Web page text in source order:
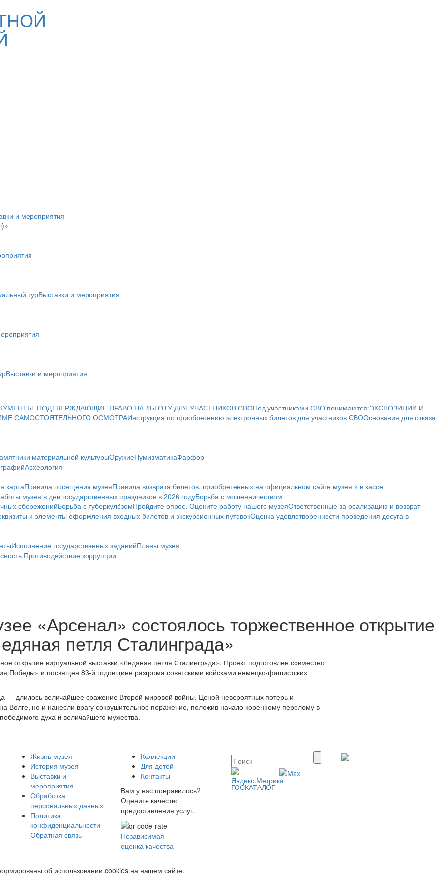
и мероприятия
турВыставки и мероприятия
Выставки и мероприятия
ПОДТВЕРЖДАЮЩИЕ ПРАВО НА ЛЬГОТУ ДЛЯ УЧАСТНИКОВ СВОПод участниками СВО понимаются:ЭКСПОЗИЦИИ И
САМОСТОЯТЕЛЬНОГО ОСМОТРАИнструкция по приобретению электронных билетов для участников СВООснования для отказа
материальной культурыОружиеНумизматикаФарфор
Археология
картаПравила посещения музеяПравила возврата билетов, приобретенных на официальном сайте музея и в кассе
музея в дни государственных праздников в 2026 годуБорьба с мошенничеством
сбереженийБорьба с туберкулёзомПройдите опрос. Оцените работу нашего музеяОтветственные за реализацию и возврат
и элементы оформления входных билетов и экскурсионных путевокОценка удовлетворенности проведения досуга в
Исполнение государственных заданийПланы музея
Противодействие коррупции
«Арсенал» состоялось торжественное открытие
петля Сталинграда»
открытие виртуальной выставки «Ледяная петля Сталинграда». Проект подготовлен совместно
Победы» и посвящен 83-й годовщине разгрома советскими войсками немецко-фашистских
длилось величайшее сражение Второй мировой войны. Ценой невероятных потерь и
Волге, но и нанесли врагу сокрушительное поражение, положив начало коренному перелому в
духа и величайшего мужества.
Жизнь музея
История музея
Выставки и
мероприятия
Обработка
персональных данных
Политика
конфиденциальности
Обратная связь
Коллекции
Для детей
Контакты
Вам у нас понравилось?
Оцените качество
предоставления услуг.
Независимая
оценка качества
ГОСКАТАЛОГ
об использовании cookies на нашем сайте.